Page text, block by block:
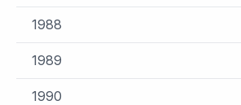
1988
1989
1990